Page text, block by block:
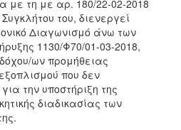
με τη με αρ. 180/22-02-2018
του, διενεργεί
Διαγωνισμό άνω των
1130/Φ70/01-03-2018,
ων προμήθειας
που δεν
την υποστήριξη της
διαδικασίας των